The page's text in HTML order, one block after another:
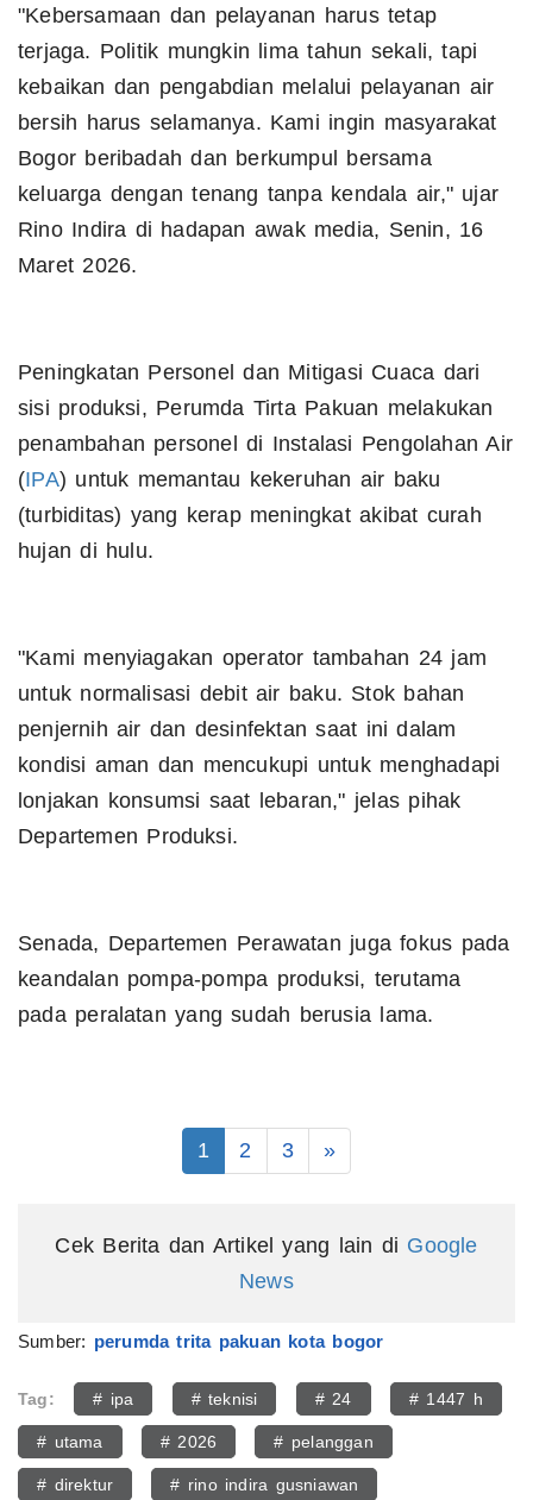
​"Kebersamaan dan pelayanan harus tetap
terjaga. Politik mungkin lima tahun sekali, tapi
kebaikan dan pengabdian melalui pelayanan air
bersih harus selamanya. Kami ingin masyarakat
Bogor beribadah dan berkumpul bersama
keluarga dengan tenang tanpa kendala air," ujar
Rino Indira di hadapan awak media, Senin, 16
Maret 2026.
​Peningkatan Personel dan Mitigasi Cuaca dari
sisi produksi, Perumda Tirta Pakuan melakukan
penambahan personel di Instalasi Pengolahan Air
(IPA) untuk memantau kekeruhan air baku
(turbiditas) yang kerap meningkat akibat curah
hujan di hulu.
​"Kami menyiagakan operator tambahan 24 jam
untuk normalisasi debit air baku. Stok bahan
penjernih air dan desinfektan saat ini dalam
kondisi aman dan mencukupi untuk menghadapi
lonjakan konsumsi saat lebaran," jelas pihak
Departemen Produksi.
​Senada, Departemen Perawatan juga fokus pada
keandalan pompa-pompa produksi, terutama
pada peralatan yang sudah berusia lama.
1 2 3 »
Cek Berita dan Artikel yang lain di Google
News
Sumber: perumda trita pakuan kota bogor
Tag: # ipa # teknisi # 24 # 1447 h
# utama # 2026 # pelanggan
# direktur # rino indira gusniawan